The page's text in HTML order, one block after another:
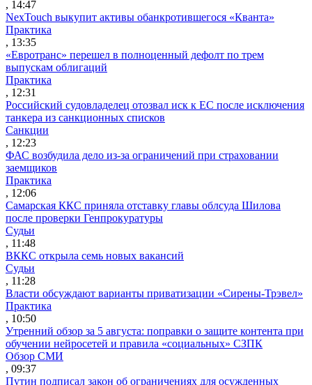
, 14:47
NexTouch выкупит активы обанкротившегося «Кванта»
Практика
, 13:35
«Евротранс» перешел в полноценный дефолт по трем
выпускам облигаций
Практика
, 12:31
Российский судовладелец отозвал иск к ЕС после исключения
танкера из санкционных списков
Санкции
, 12:23
ФАС возбудила дело из-за ограничений при страховании
заемщиков
Практика
, 12:06
Самарская ККС приняла отставку главы облсуда Шилова
после проверки Генпрокуратуры
Судьи
, 11:48
ВККС открыла семь новых вакансий
Судьи
, 11:28
Власти обсуждают варианты приватизации «Сирены-Трэвел»
Практика
, 10:50
Утренний обзор за 5 августа: поправки о защите контента при
обучении нейросетей и правила «социальных» СЗПК
Обзор СМИ
, 09:37
Путин подписал закон об ограничениях для осужденных